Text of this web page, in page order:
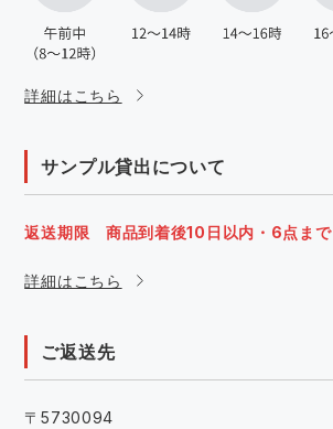
詳細はこちら
サンプル貸出について
返送期限 商品到着後10日以内・6点まで
詳細はこちら
ご返送先
〒5730094